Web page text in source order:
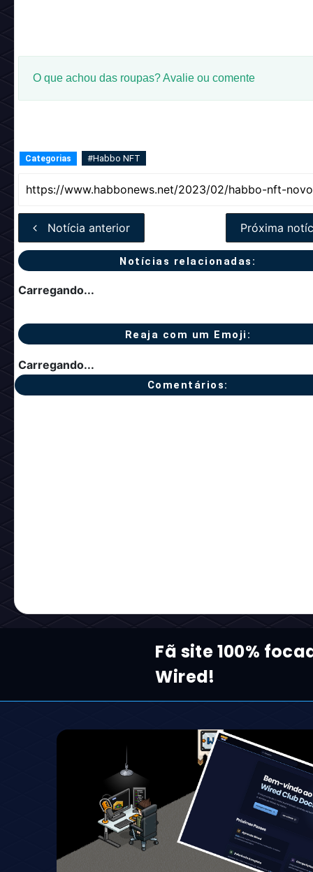
O que achou das roupas? Avalie ou comente
Categorias #Habbo NFT
Notícia anterior Próxima
Notícias relacionadas:
Carregando...
Reaja com um Emoji:
Carregando...
Comentários:
Fã site 100%
Wired!